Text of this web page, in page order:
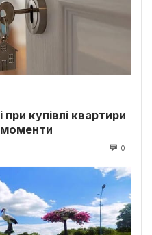
купівлі квартири
моменти
0